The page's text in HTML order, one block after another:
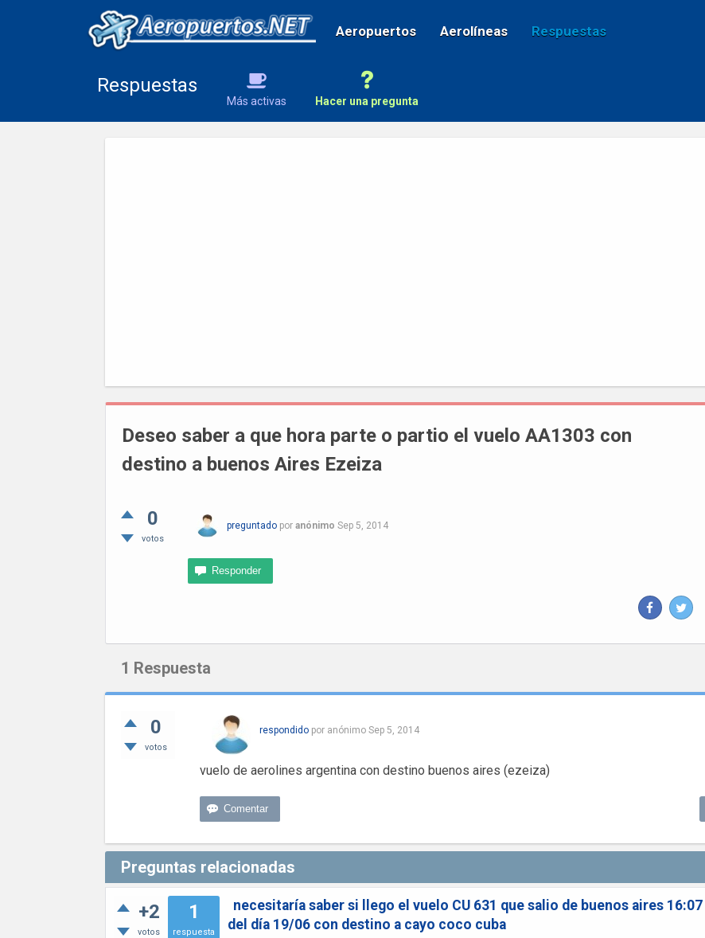
Aeropuertos Aerolíneas Respuestas
Respuestas
Más activas Hacer una pregunta
Deseo saber a que hora parte o partio el vuelo AA1303 con
destino a buenos Aires Ezeiza
0
votos
preguntado por anónimo Sep 5, 2014
1 Respuesta
0
votos
respondido por anónimo Sep 5, 2014
vuelo de aerolines argentina con destino buenos aires (ezeiza)
Preguntas relacionadas
+2
votos
1
respuesta
necesitaría saber si llego el vuelo CU 631 que salio de buenos aires 16:07
del día 19/06 con destino a cayo coco cuba